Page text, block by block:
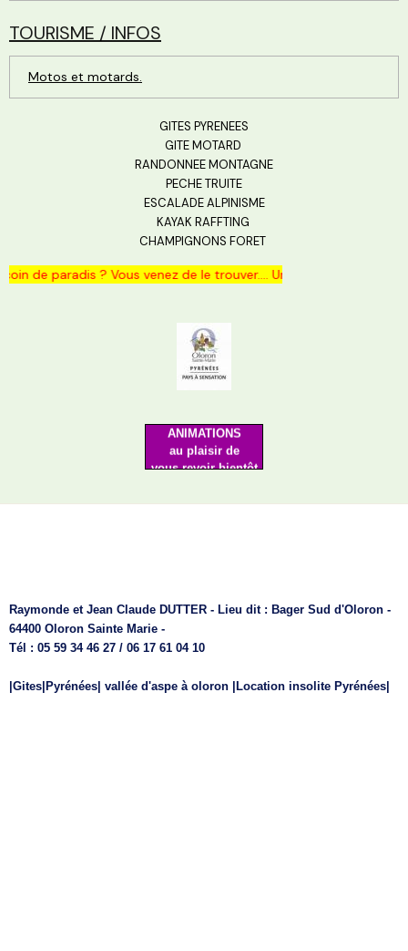
TOURISME / INFOS
Motos et motards.
GITES PYRENEES
GITE MOTARD
RANDONNEE MONTAGNE
PECHE TRUITE
ESCALADE ALPINISME
KAYAK RAFFTING
CHAMPIGNONS FORET
de paradis ? Vous venez de le trouver.... Un nid douillet vous a
Merci de votre visite
surveillez
ANIMATIONS
au plaisir de
vous revoir bientôt
Raymonde et Jean Claude DUTTER - Lieu dit : Bager Sud d'Oloron -
64400 Oloron Sainte Marie -
Tél : 05 59 34 46 27 / 06 17 61 04 10
|Gites|Pyrénées| vallée d'aspe à oloron |Location insolite Pyrénées|